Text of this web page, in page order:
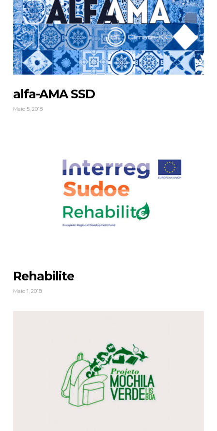
alfa-AMA SSD
Maio 5, 2018
Rehabilite
Maio 1, 2018